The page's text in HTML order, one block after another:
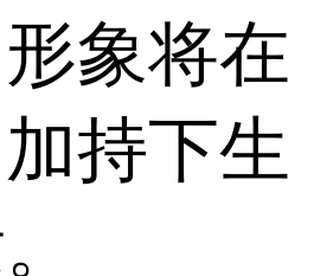
象将在
持下生